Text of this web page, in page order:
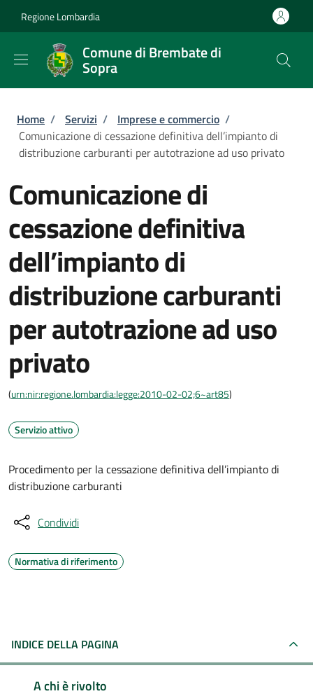
Regione Lombardia
Comune di Brembate di
Sopra
Briciole di pane
Home / Servizi / Imprese e commercio /
Comunicazione di cessazione definitiva dell’impianto di
distribuzione carburanti per autotrazione ad uso privato
Comunicazione di
cessazione definitiva
dell’impianto di
distribuzione carburanti
per autotrazione ad uso
privato
(urn:nir:regione.lombardia:legge:2010-02-02;6~art85)
Servizio attivo
Procedimento per la cessazione definitiva dell’impianto di
distribuzione carburanti
Condividi
Normativa di riferimento
INDICE DELLA PAGINA
A chi è rivolto